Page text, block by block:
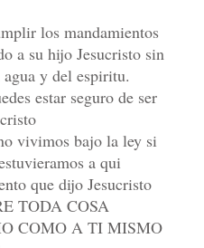
los mandamientos
a su hijo Jesucristo sin
y del espiritu.
estar seguro de ser
vivimos bajo la ley si
a qui
que dijo Jesucristo
TODA COSA
COMO A TI MISMO